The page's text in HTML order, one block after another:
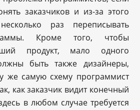
заказчиков и из-за этого
раз переписывать
Кроме того, чтобы
продукт, мало одного
быть также дизайнеры,
же самую схему программист
как заказчик видит конечный
в любом случае требуется